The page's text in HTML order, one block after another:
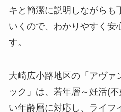
キと簡潔に説明しながらも
いくので、わかりやすく安
す。
大崎広小路地区の「アヴァ
ック」は、若年層～妊活(
い年齢層に対応し、ライフ